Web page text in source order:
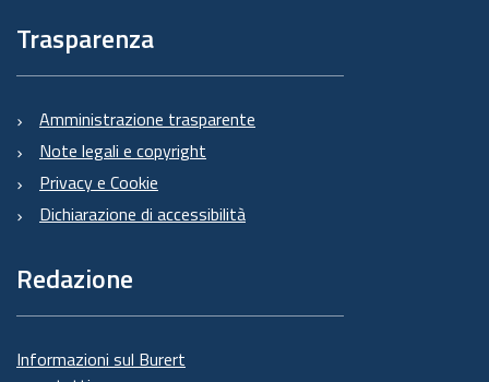
Trasparenza
Amministrazione trasparente
Note legali e copyright
Privacy e Cookie
Dichiarazione di accessibilità
Redazione
Informazioni sul Burert